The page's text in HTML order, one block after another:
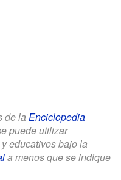
de la Enciclopedia
puede utilizar
educativos bajo la
a menos que se indique